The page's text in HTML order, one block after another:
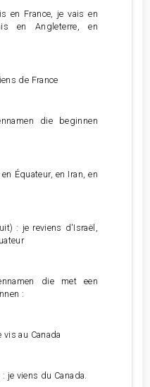
en France, je vais en
en Angleterre, en
de France
die beginnen
Équateur, en Iran, en
: je reviens d'Israël,
die met een
:
vis au Canada
je viens du Canada.